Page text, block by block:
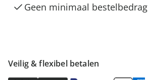
Veilig & flexibel betalen
Geen minimaal bestelbedrag